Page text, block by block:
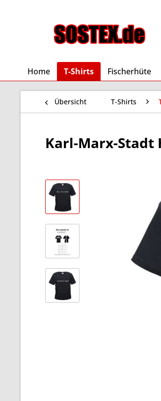
Home T-Shirts Fischerhüte
Übersicht T-Shirts
Karl-Marx-Stadt